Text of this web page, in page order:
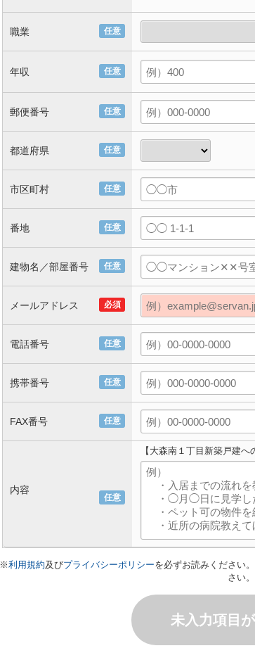
任意
職業
任意
年収
任意
郵便番号
任意
都道府県
任意
市区町村
任意
番地
任意
建物名／部屋番号
必須
メールアドレス
任意
電話番号
任意
携帯番号
任意
FAX番号
任意
内容
【大森南１丁目新築戸建へ
※利用規約及びプライバシーポリシーを必ずお読みください
さい。
未入力項目